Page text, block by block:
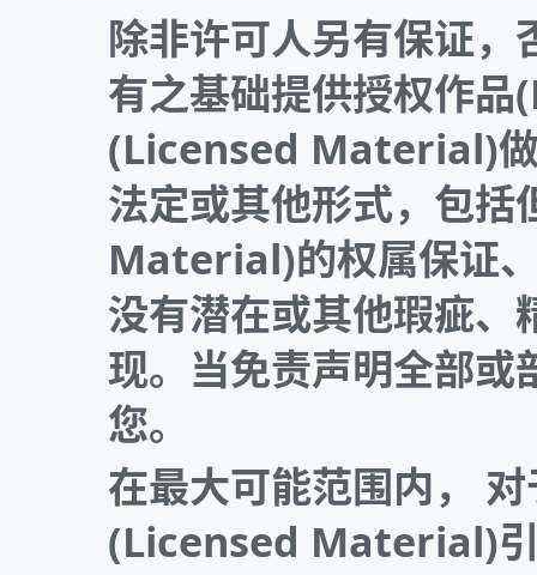
除非许可人另有保证
有之基础提供授权作
(Licensed Material)做
法定或其他形式，包
Material)的权属保证
没有潜在或其他瑕疵、
现。当免责声明全部或
您。
在最大可能范围内，
(Licensed Material)引